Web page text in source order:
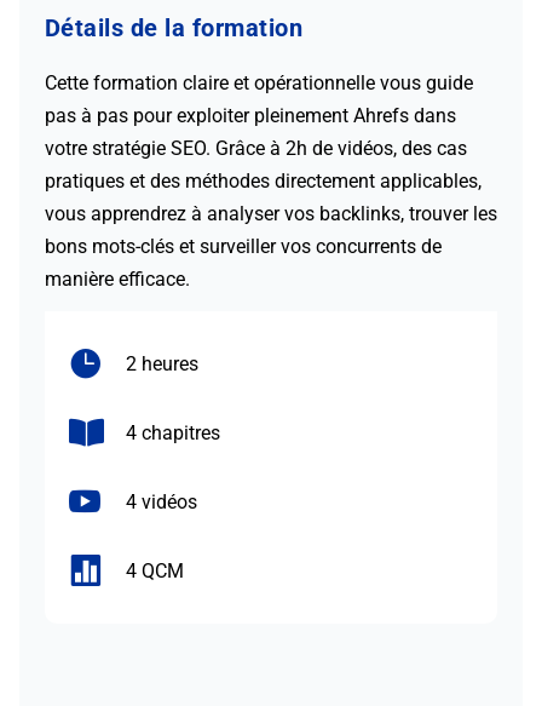
Détails de la formation
Cette formation claire et opérationnelle vous guide
pas à pas pour exploiter pleinement Ahrefs dans
votre stratégie SEO. Grâce à 2h de vidéos, des cas
pratiques et des méthodes directement applicables,
vous apprendrez à analyser vos backlinks, trouver les
bons mots-clés et surveiller vos concurrents de
manière efficace.
 2 heures
 4 chapitres
 4 vidéos
 4 QCM